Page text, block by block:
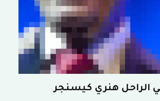
الراحل هنري كيسنجر